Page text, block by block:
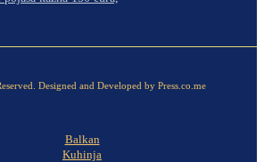
Designed and Developed by Press.co.me
Balkan
Kuhinja